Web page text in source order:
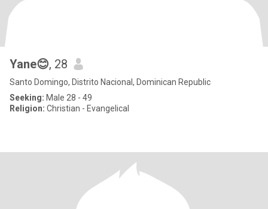
Yane😊, 28
Santo Domingo, Distrito Nacional, Dominican Republic
Seeking: Male 28 - 49
Religion: Christian - Evangelical